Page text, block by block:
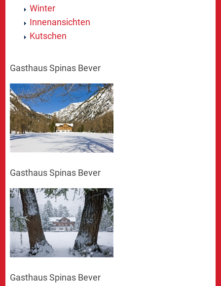
Winter
Innenansichten
Kutschen
Gasthaus Spinas Bever
Gasthaus Spinas Bever
Gasthaus Spinas Bever